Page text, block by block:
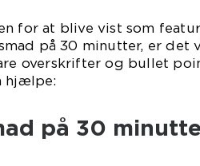
for at blive vist som
på 30 minutter, er det
overskrifter og bullet
hjælpe:
på 30